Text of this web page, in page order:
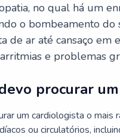
no qual há um
o bombeamento do
de ar até cansaço em
e problemas
procurar
um cardiologista o
ou circulatórios,